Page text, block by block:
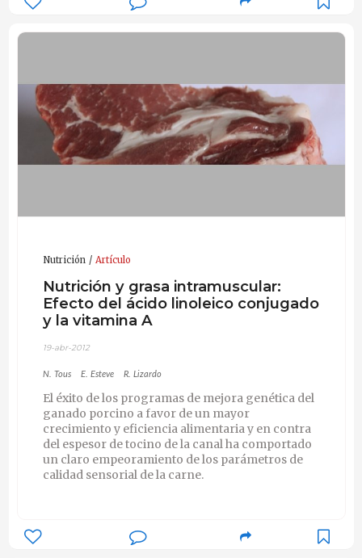
Nutrición Artículo
Nutrición y grasa intramuscular:
Efecto del ácido linoleico conjugado
y la vitamina A
19-abr-2012
N. Tous E. Esteve R. Lizardo
El éxito de los programas de mejora genética del
ganado porcino a favor de un mayor
crecimiento y eficiencia alimentaria y en contra
del espesor de tocino de la canal ha comportado
un claro empeoramiento de los parámetros de
calidad sensorial de la carne.